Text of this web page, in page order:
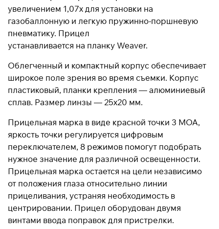
увеличением 1,07х для установки на
газобаллонную и легкую пружинно-поршневую
пневматику. Прицел
устанавливается на планку Weaver.
Облегченный и компактный корпус обеспечивает
широкое поле зрения во время съемки. Корпус
пластиковый, планки крепления — алюминиевый
сплав. Размер линзы — 25х20 мм.
Прицельная марка в виде красной точки 3 МОА,
яркость точки регулируется цифровым
переключателем, 8 режимов помогут подобрать
нужное значение для различной освещенности.
Прицельная марка остается на цели независимо
от положения глаза относительно линии
прицеливания, устраняя необходимость в
центрировании. Прицел оборудован двумя
винтами ввода поправок для пристрелки.
об оплате Плайтом
раз в 2
недели
раз в 2 недели
Остались вопросы?
8 800 302-02-51
plait.ru